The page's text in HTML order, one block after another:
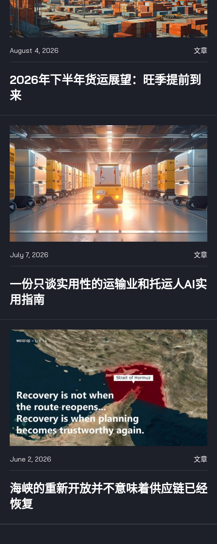
August 4, 2026 文章
2026年下半年货运展望：旺季提前到
来
July 7, 2026 文章
一份只谈实用性的运输业和托运人AI实
用指南
June 2, 2026 文章
海峡的重新开放并不意味着供应链已经
恢复